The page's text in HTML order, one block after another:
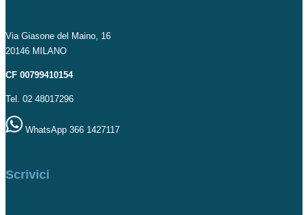
Via Giasone del Maino, 16
20146 MILANO
CF 00799410154
Tel. 02 48017296
WhatsApp 366 1427117
Scrivici